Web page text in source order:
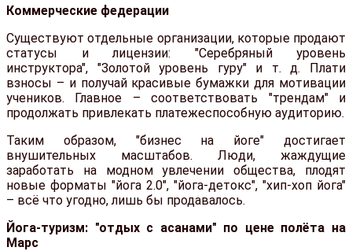
Коммерческие федерации
Существуют отдельные организации, которые продают
статусы и лицензии: "Серебряный уровень
инструктора", "Золотой уровень гуру" и т. д. Плати
взносы – и получай красивые бумажки для мотивации
учеников. Главное – соответствовать "трендам" и
продолжать привлекать платежеспособную аудиторию.
Таким образом, "бизнес на йоге" достигает
внушительных масштабов. Люди, жаждущие
заработать на модном увлечении общества, плодят
новые форматы "йога 2.0", "йога-детокс", "хип-хоп йога"
– всё что угодно, лишь бы продавалось.
Йога-туризм: "отдых с асанами" по цене полёта на
Марс